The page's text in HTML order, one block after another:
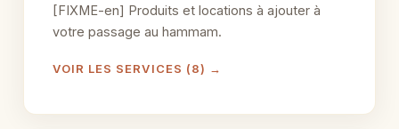
[FIXME-en] Produits et locations à ajouter à
votre passage au hammam.
VOIR LES SERVICES (8) →